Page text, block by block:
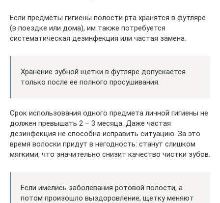
Если предметы гигиены полости рта хранятся в футляре
(в поездке или дома), им также потребуется
систематическая дезинфекция или частая замена.
Хранение зубной щетки в футляре допускается
только после ее полного просушивания.
Срок использования одного предмета личной гигиены не
должен превышать 2 – 3 месяца. Даже частая
дезинфекция не способна исправить ситуацию. За это
время волоски придут в негодность: станут слишком
мягкими, что значительно снизит качество чистки зубов.
Если имелись заболевания ротовой полости, а
потом произошло выздоровление, щетку меняют